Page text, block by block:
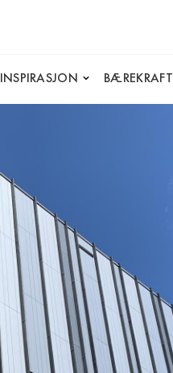
INSPIRASJON BÆREKRAFT